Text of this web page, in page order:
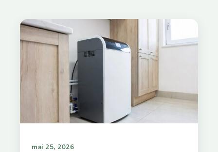
mai 25, 2026